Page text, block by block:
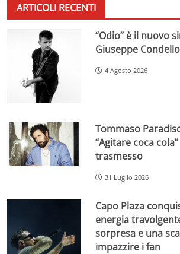
ARTICOLI RECENTI
“Odio” è il nuovo
Giuseppe
4 Agosto 2026
Tommaso
“Agitare coca
trasmesso
31 Luglio 2026
Capo Plaza
energia
sorpresa e una
impazzire i fan